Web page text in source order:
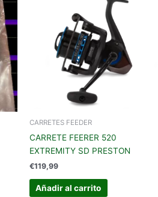
CARRETES FEEDER
CARRETE FEERER 520
EXTREMITY SD PRESTON
€119,99
Añadir al carrito